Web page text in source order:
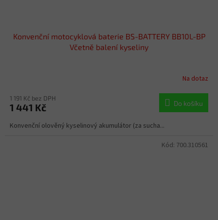
Konvenční motocyklová baterie BS-BATTERY BB10L-BP
Včetně balení kyseliny
Na dotaz
1 191 Kč bez DPH
1 441 Kč Do košíku
Konvenční olověný kyselinový akumulátor (za sucha...
Kód: 700.310561